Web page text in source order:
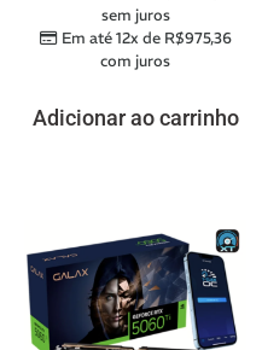
sem juros
Em até 12x de R$975,36
com juros
Adicionar ao carrinho